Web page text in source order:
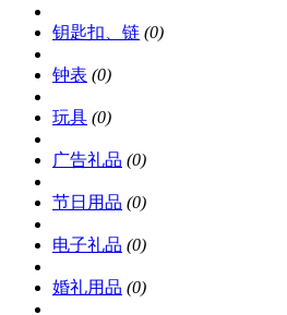
钥匙扣、链 (0)
钟表 (0)
玩具 (0)
广告礼品 (0)
节日用品 (0)
电子礼品 (0)
婚礼用品 (0)